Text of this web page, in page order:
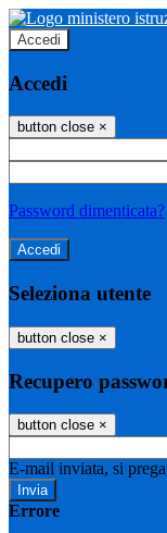
Accedi
Accedi
button close ×
Password dimenticata?
Seleziona utente
button close ×
Recupero
button close ×
E-mail inviata, si
Errore